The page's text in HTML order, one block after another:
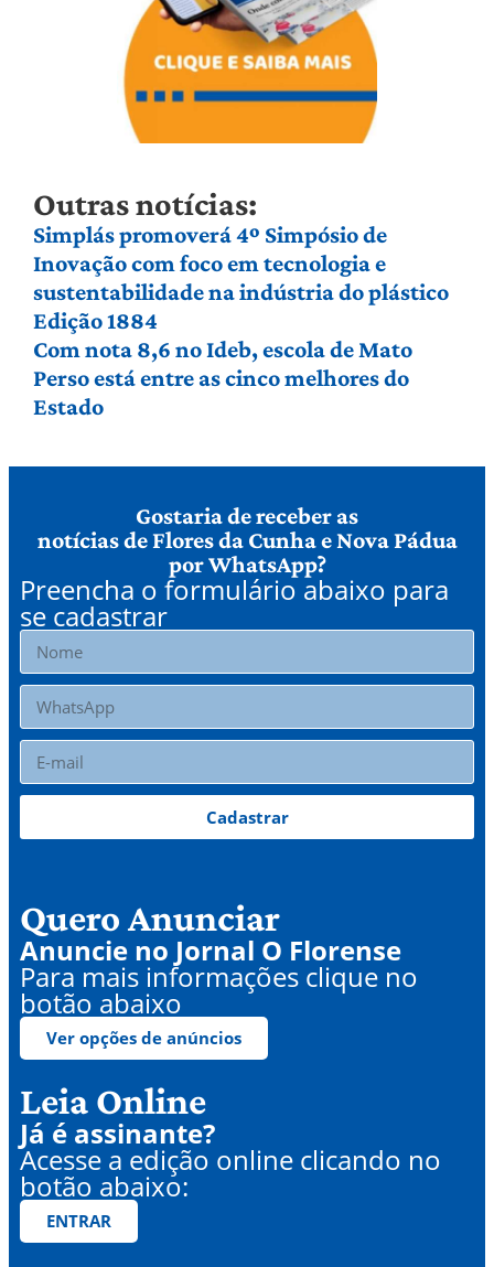
Outras notícias:
Simplás promoverá 4º Simpósio de
Inovação com foco em tecnologia e
sustentabilidade na indústria do plástico
Edição 1884
Com nota 8,6 no Ideb, escola de Mato
Perso está entre as cinco melhores do
Estado
Gostaria de receber as
notícias de Flores da Cunha e Nova Pádua
por WhatsApp?
Preencha o formulário abaixo para
se cadastrar
Cadastrar
Quero Anunciar
Anuncie no Jornal O Florense
Para mais informações clique no
botão abaixo
Ver opções de anúncios
Leia Online
Já é assinante?
Acesse a edição online clicando no
botão abaixo:
ENTRAR